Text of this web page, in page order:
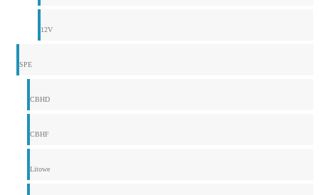
12V
SPE
CBHD
CBHF
Litowe